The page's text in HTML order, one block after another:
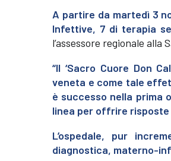
A partire da martedì 3
Infettive, 7 di terapia
l’assessore regionale
“Il ‘Sacro Cuore Don
veneta e come tale
è successo nella prima
linea per offrire
L’ospedale, pur
diagnostica, materno-